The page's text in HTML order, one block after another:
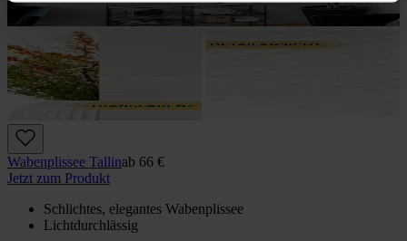
Wabenplissee Tallinab 66 €
Jetzt zum Produkt
Schlichtes, elegantes Wabenplissee
Lichtdurchlässig